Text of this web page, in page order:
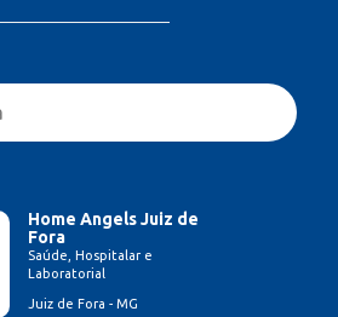
Home Angels Juiz de
Fora
Saúde, Hospitalar e
Laboratorial
Juiz de Fora - MG